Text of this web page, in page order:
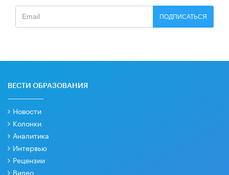
ПОДПИСАТЬСЯ
ВЕСТИ ОБРАЗОВАНИЯ
Новости
Колонки
Аналитика
Интервью
Рецензии
Видео